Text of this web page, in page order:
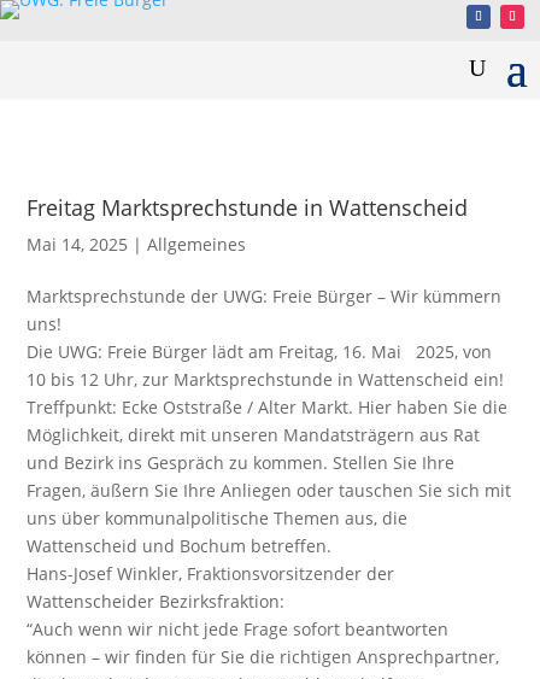
Freitag Marktsprechstunde in Wattenscheid
Mai 14, 2025 |Allgemeines
Marktsprechstunde der UWG: Freie Bürger – Wir kümmern
uns!
Die UWG: Freie Bürger lädt am Freitag, 16. Mai 2025, von
10 bis 12 Uhr, zur Marktsprechstunde in Wattenscheid ein!
Treffpunkt: Ecke Oststraße / Alter Markt. Hier haben Sie die
Möglichkeit, direkt mit unseren Mandatsträgern aus Rat
und Bezirk ins Gespräch zu kommen. Stellen Sie Ihre
Fragen, äußern Sie Ihre Anliegen oder tauschen Sie sich mit
uns über kommunalpolitische Themen aus, die
Wattenscheid und Bochum betreffen.
Hans-Josef Winkler, Fraktionsvorsitzender der
Wattenscheider Bezirksfraktion:
“Auch wenn wir nicht jede Frage sofort beantworten
können – wir finden für Sie die richtigen Ansprechpartner,